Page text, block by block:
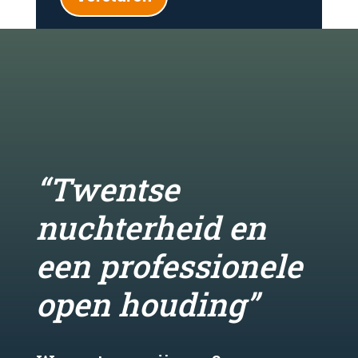
“Twentse
nuchterheid en
een professionele
open houding”